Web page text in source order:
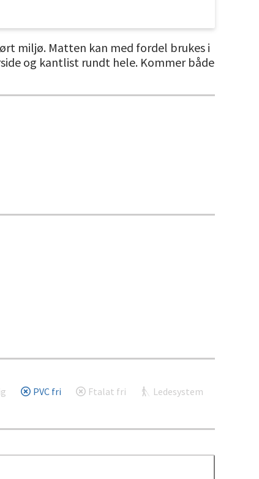
miljø. Matten kan med fordel brukes i
og kantlist rundt hele. Kommer både
PVC fri Ftalat fri Ledesystem